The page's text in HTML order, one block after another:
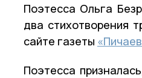
Поэтесса Ольга
два стихотворения
сайте газеты
Поэтесса